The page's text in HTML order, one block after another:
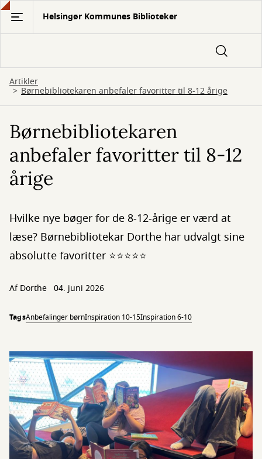
Gå
hovedindhold
Helsingør Kommunes Biblioteker
Artikler
Børnebibliotekaren anbefaler favoritter til 8-12 årige
Børnebibliotekaren
anbefaler favoritter til 8-12
årige
Hvilke nye bøger for de 8-12-årige er værd at
læse? Børnebibliotekar Dorthe har udvalgt sine
absolutte favoritter ⭐⭐⭐⭐⭐
Af Dorthe 04. juni 2026
TagsAnbefalinger børnInspiration 10-15Inspiration 6-10